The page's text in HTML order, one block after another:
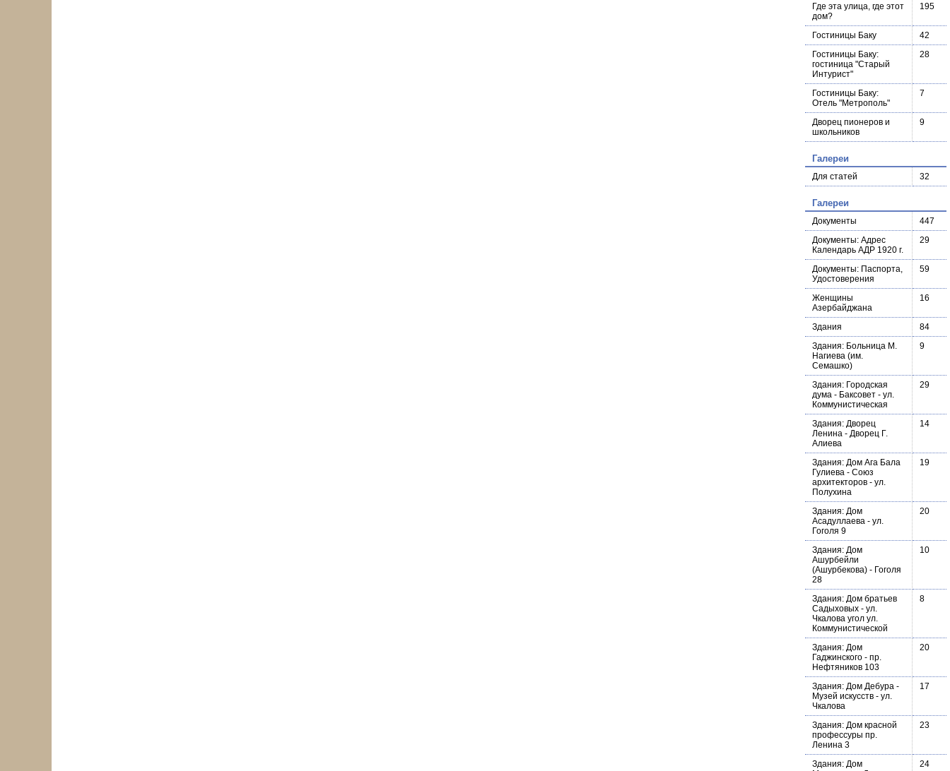
Где эта улица, где этот
дом?
195
Гостиницы Баку
42
Гостиницы Баку:
гостиница "Старый
Интурист"
28
Гостиницы Баку:
Отель "Метрополь"
7
Дворец пионеров и
школьников
9
Галереи
Для статей 32
Галереи
Документы
447
Документы: Адрес
Календарь АДР 1920 г.
29
Документы: Паспорта,
Удостоверения
59
Женщины
Азербайджана
16
Здания
84
Здания: Больница М.
Нагиева (им.
Семашко)
9
Здания: Городская
дума - Баксовет - ул.
Коммунистическая
29
Здания: Дворец
Ленина - Дворец Г.
Алиева
14
Здания: Дом Ага Бала
Гулиева - Союз
архитекторов - ул.
Полухина
19
Здания: Дом
Асадуллаева - ул.
Гоголя 9
20
Здания: Дом
Ашурбейли
(Ашурбекова) - Гоголя
28
10
Здания: Дом братьев
Садыховых - ул.
Чкалова угол ул.
Коммунистической
8
Здания: Дом
Гаджинского - пр.
Нефтяников 103
20
Здания: Дом Дебура -
Музей искусств - ул.
Чкалова
17
Здания: Дом красной
профессуры пр.
Ленина 3
23
Здания: Дом
24